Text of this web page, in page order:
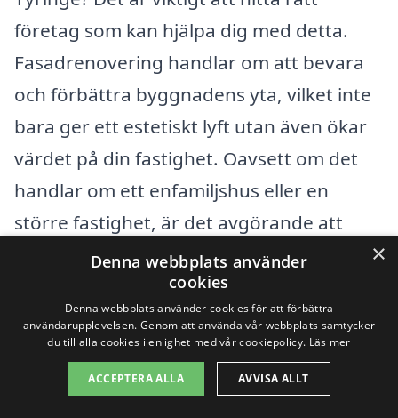
företag som kan hjälpa dig med detta.
Fasadrenovering handlar om att bevara
och förbättra byggnadens yta, vilket inte
bara ger ett estetiskt lyft utan även ökar
värdet på din fastighet. Oavsett om det
handlar om ett enfamiljshus eller en
större fastighet, är det avgörande att
anlita professionella hantverkare för att
få jobbet gjort rätt.
Om du vill ha flera alternativ, kan du tänka
på att även kolla efter företag som
×
Denna webbplats använder
cookies
Denna webbplats använder cookies för att förbättra
användarupplevelsen. Genom att använda vår webbplats samtycker
du till alla cookies i enlighet med vår cookiepolicy. Läs mer
ACCEPTERA ALLA AVVISA ALLT